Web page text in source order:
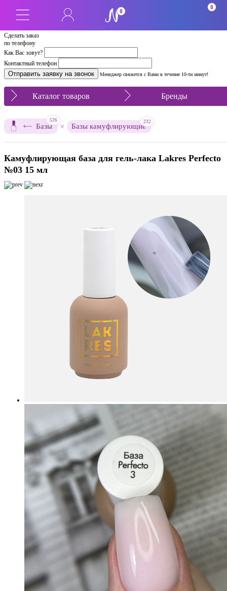
Сделать заказ
по телефону
Как Вас зовут?
Контактный телефон
Менеджер свяжется с Вами в течение 10-ти минут!
0
0
Каталог товаров Бренды
Базы
526
× Базы камуфлирующие
232
Камуфлирующая база для гель-лака Lakres Perfecto
№03 15 мл